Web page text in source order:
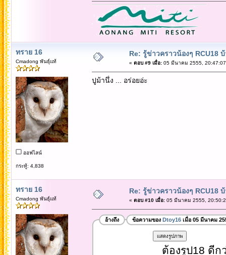
ทราย 16
Cmadong พันธุ์แท้
ออฟไลน์
กระทู้: 4,838
Re: รู้ข่าวคราวน้องๆ RCU18
« ตอบ #9 เมื่อ:05 มีนาคม 2555,
ปูม้านึ่ง ... อร่อยอ่ะ
ทราย 16
Cmadong พันธุ์แท้
Re: รู้ข่าวคราวน้องๆ RCU18
« ตอบ #10 เมื่อ:05 มีนาคม 2555,
อ้างถึง ข้อความของ Dtoy16เมื่อ 05 มีนาคม
ต้องรูป18 ดีกว่าจ๊ะเ